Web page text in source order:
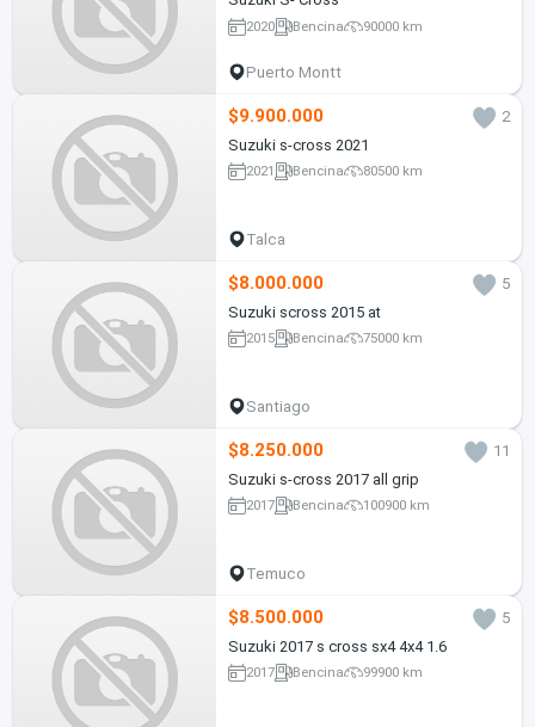
2020 Bencina 90000 km
Puerto Montt
$9.900.000
2
Suzuki s-cross 2021
2021 Bencina 80500 km
Talca
$8.000.000
5
Suzuki scross 2015 at
2015 Bencina 75000 km
Santiago
$8.250.000
11
Suzuki s-cross 2017 all grip
2017 Bencina 100900 km
Temuco
$8.500.000
5
Suzuki 2017 s cross sx4 4x4 1.6
2017 Bencina 99900 km